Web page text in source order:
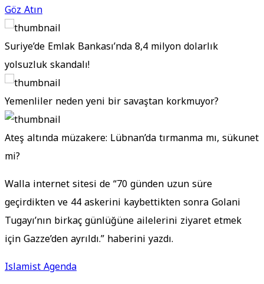
Göz Atın
Suriye’de Emlak Bankası’nda 8,4 milyon dolarlık
yolsuzluk skandalı!
Yemenliler neden yeni bir savaştan korkmuyor?
Ateş altında müzakere: Lübnan’da tırmanma mı, sükunet
mi?
Walla internet sitesi de “70 günden uzun süre
geçirdikten ve 44 askerini kaybettikten sonra Golani
Tugayı’nın birkaç günlüğüne ailelerini ziyaret etmek
için Gazze’den ayrıldı.” haberini yazdı.
Islamist Agenda